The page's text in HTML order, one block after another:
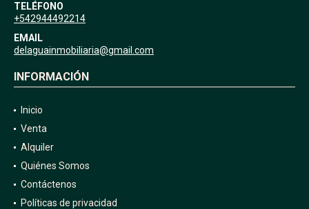
TELÉFONO
+542944492214
EMAIL
delaguainmobiliaria@gmail.com
INFORMACIÓN
Inicio
Venta
Alquiler
Quiénes Somos
Contáctenos
Políticas de privacidad